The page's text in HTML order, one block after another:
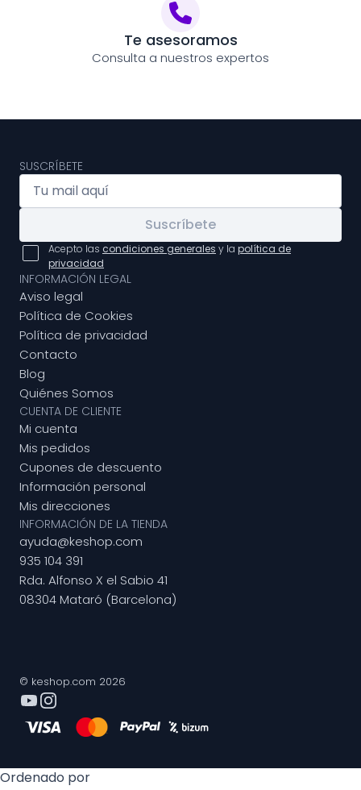
Te asesoramos
Consulta a nuestros expertos
SUSCRÍBETE
Suscríbete
Acepto las condiciones generales y la política de
privacidad
INFORMACIÓN LEGAL
Aviso legal
Política de Cookies
Política de privacidad
Contacto
Blog
Quiénes Somos
CUENTA DE CLIENTE
Mi cuenta
Mis pedidos
Cupones de descuento
Información personal
Mis direcciones
INFORMACIÓN DE LA TIENDA
ayuda@keshop.com
935 104 391
Rda. Alfonso X el Sabio 41
08304 Mataró (Barcelona)
© keshop.com 2026
Ordenado por